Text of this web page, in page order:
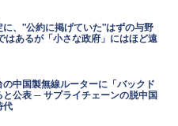
、"公約に掲げていた"はずの与野
はあるが「小さな政府」にはほど遠
中国製無線ルーターに「バックド
公表 ─ サプライチェーンの脱中国
代